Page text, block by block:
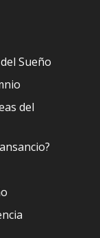
Sueño
del